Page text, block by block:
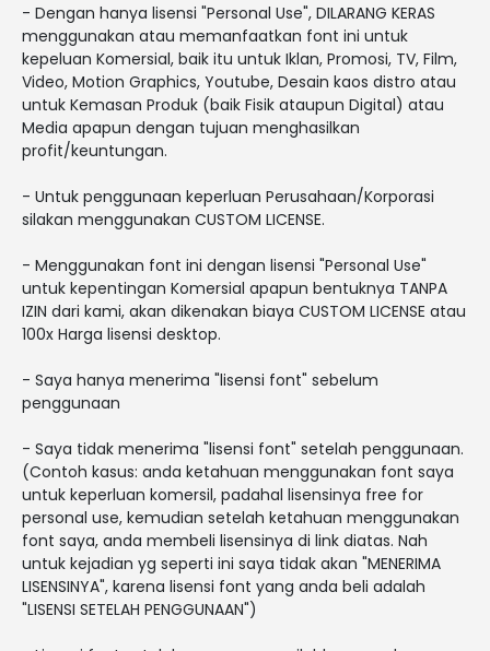
- Dengan hanya lisensi "Personal Use", DILARANG KERAS
menggunakan atau memanfaatkan font ini untuk
kepeluan Komersial, baik itu untuk Iklan, Promosi, TV, Film,
Video, Motion Graphics, Youtube, Desain kaos distro atau
untuk Kemasan Produk (baik Fisik ataupun Digital) atau
Media apapun dengan tujuan menghasilkan
profit/keuntungan.
- Untuk penggunaan keperluan Perusahaan/Korporasi
silakan menggunakan CUSTOM LICENSE.
- Menggunakan font ini dengan lisensi "Personal Use"
untuk kepentingan Komersial apapun bentuknya TANPA
IZIN dari kami, akan dikenakan biaya CUSTOM LICENSE atau
100x Harga lisensi desktop.
- Saya hanya menerima "lisensi font" sebelum
penggunaan
- Saya tidak menerima "lisensi font" setelah penggunaan.
(Contoh kasus: anda ketahuan menggunakan font saya
untuk keperluan komersil, padahal lisensinya free for
personal use, kemudian setelah ketahuan menggunakan
font saya, anda membeli lisensinya di link diatas. Nah
untuk kejadian yg seperti ini saya tidak akan "MENERIMA
LISENSINYA", karena lisensi font yang anda beli adalah
"LISENSI SETELAH PENGGUNAAN")